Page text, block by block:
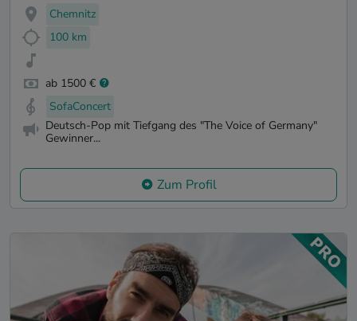
Chemnitz
100 km
ab 1500 €
SofaConcert
Deutsch-Pop mit Tiefgang des "The Voice of Germany"
Gewinner...
Zum Profil